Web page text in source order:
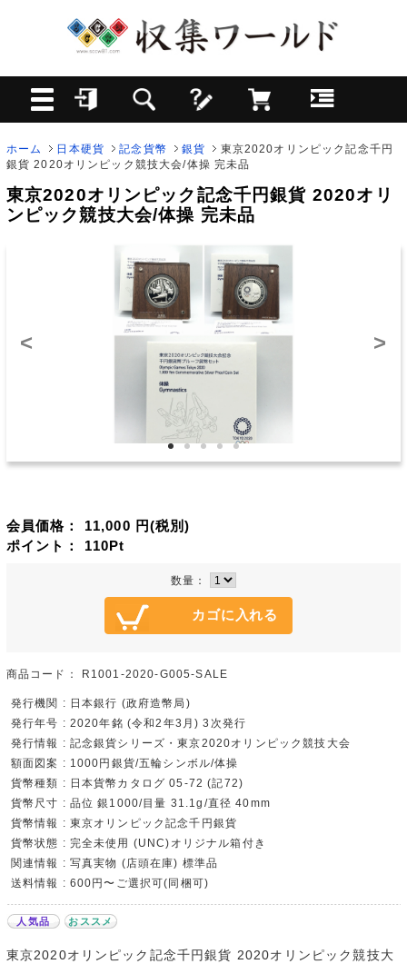
ホーム 日本硬貨 記念貨幣 銀貨
東京2020オリンピック記念千円
銀貨 2020オリンピック競技大会/体操 完未品
東京2020オリンピック記念千円銀貨 2020オリ
ンピック競技大会/体操 完未品
< >
会員価格： 11,000 円(税別)
ポイント： 110Pt
数量：
商品コード： R1001-2020-G005-SALE
発行機関 : 日本銀行 (政府造幣局)
発行年号 : 2020年銘 (令和2年3月) 3次発行
発行情報 : 記念銀貨シリーズ・東京2020オリンピック競技大会
額面図案 : 1000円銀貨/五輪シンボル/体操
貨幣種類 : 日本貨幣カタログ 05-72 (記72)
貨幣尺寸 : 品位 銀1000/目量 31.1g/直径 40mm
貨幣情報 : 東京オリンピック記念千円銀貨
貨幣状態 : 完全未使用 (UNC)オリジナル箱付き
関連情報 : 写真実物 (店頭在庫) 標準品
送料情報 : 600円〜ご選択可(同梱可)
人気品 おススメ
東京2020オリンピック記念千円銀貨 2020オリンピック競技大